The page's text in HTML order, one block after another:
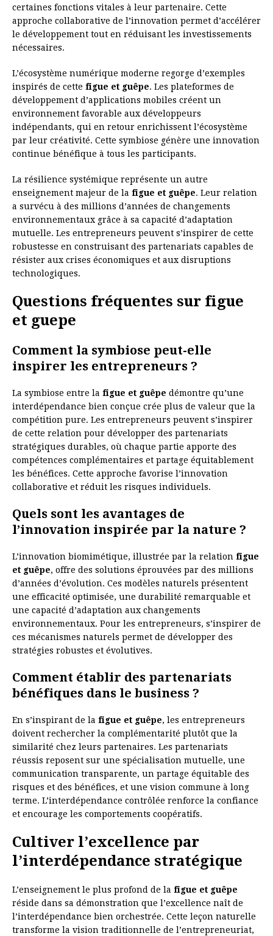
certaines fonctions vitales à leur partenaire. Cette
approche collaborative de l’innovation permet d’accélérer
le développement tout en réduisant les investissements
nécessaires.
L’écosystème numérique moderne regorge d’exemples
inspirés de cette figue et guêpe. Les plateformes de
développement d’applications mobiles créent un
environnement favorable aux développeurs
indépendants, qui en retour enrichissent l’écosystème
par leur créativité. Cette symbiose génère une innovation
continue bénéfique à tous les participants.
La résilience systémique représente un autre
enseignement majeur de la figue et guêpe. Leur relation
a survécu à des millions d’années de changements
environnementaux grâce à sa capacité d’adaptation
mutuelle. Les entrepreneurs peuvent s’inspirer de cette
robustesse en construisant des partenariats capables de
résister aux crises économiques et aux disruptions
technologiques.
Questions fréquentes sur figue
et guepe
Comment la symbiose peut-elle
inspirer les entrepreneurs ?
La symbiose entre la figue et guêpe démontre qu’une
interdépendance bien conçue crée plus de valeur que la
compétition pure. Les entrepreneurs peuvent s’inspirer
de cette relation pour développer des partenariats
stratégiques durables, où chaque partie apporte des
compétences complémentaires et partage équitablement
les bénéfices. Cette approche favorise l’innovation
collaborative et réduit les risques individuels.
Quels sont les avantages de
l’innovation inspirée par la nature ?
L’innovation biomimétique, illustrée par la relation figue
et guêpe, offre des solutions éprouvées par des millions
d’années d’évolution. Ces modèles naturels présentent
une efficacité optimisée, une durabilité remarquable et
une capacité d’adaptation aux changements
environnementaux. Pour les entrepreneurs, s’inspirer de
ces mécanismes naturels permet de développer des
stratégies robustes et évolutives.
Comment établir des partenariats
bénéfiques dans le business ?
En s’inspirant de la figue et guêpe, les entrepreneurs
doivent rechercher la complémentarité plutôt que la
similarité chez leurs partenaires. Les partenariats
réussis reposent sur une spécialisation mutuelle, une
communication transparente, un partage équitable des
risques et des bénéfices, et une vision commune à long
terme. L’interdépendance contrôlée renforce la confiance
et encourage les comportements coopératifs.
Cultiver l’excellence par
l’interdépendance stratégique
L’enseignement le plus profond de la figue et guêpe
réside dans sa démonstration que l’excellence naît de
l’interdépendance bien orchestrée. Cette leçon naturelle
transforme la vision traditionnelle de l’entrepreneuriat,